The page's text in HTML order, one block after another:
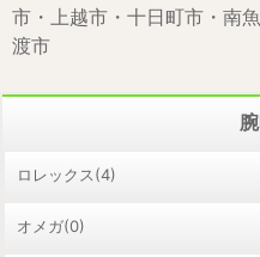
市・上越市・十日町市・南
渡市
ロレックス(4)
オメガ(0)